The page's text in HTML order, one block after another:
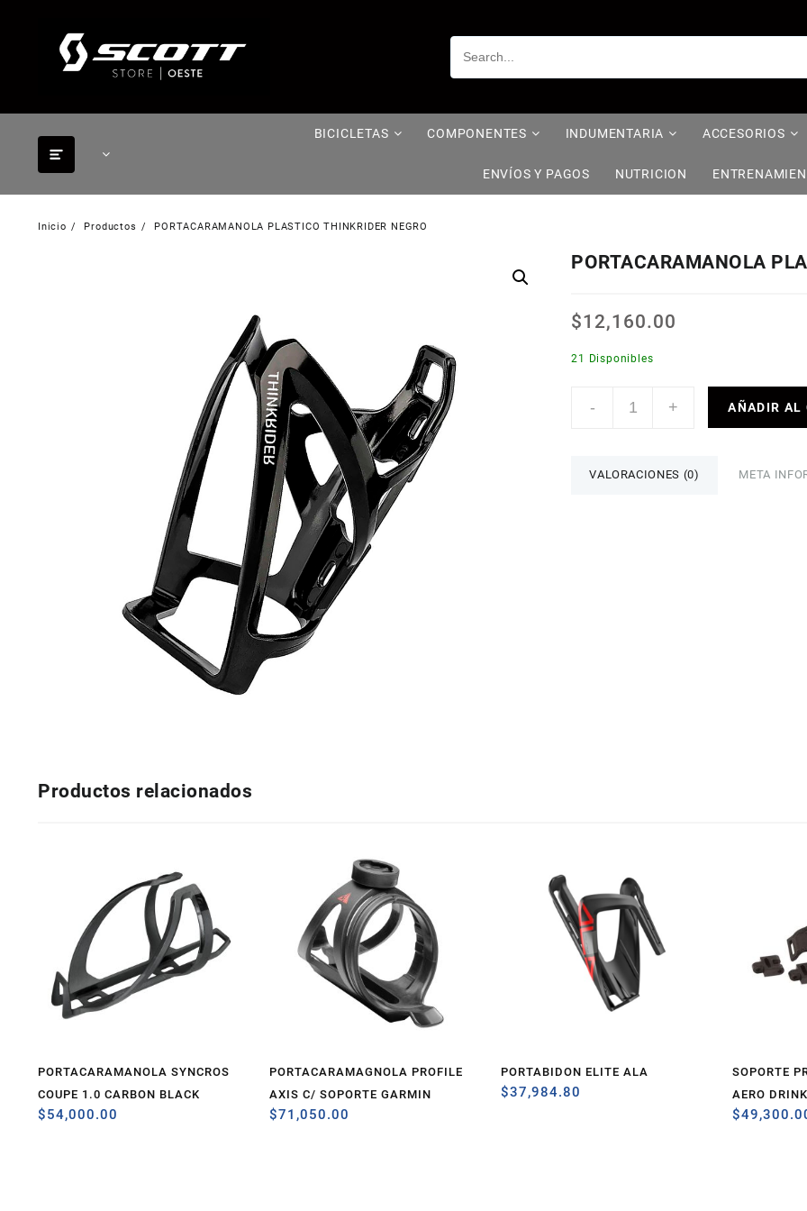
BICICLETAS COMPONENTES INDUMENTARIA ACCESORIOS
ENVÍOS Y PAGOS NUTRICION
Inicio Productos PORTACARAMANOLA PLASTICO THINKRIDER NEGRO
PORTACARAMANOLA
$12,160.00
21 Disponibles
-
PLASTICO
cantidad
+ AÑADIR AL
VALORACIONES (0) META
Productos relacionados
PORTACARAMANOLA SYNCROS
COUPE 1.0 CARBON BLACK
$54,000.00
PORTACARAMAGNOLA PROFILE
AXIS C/ SOPORTE GARMIN
$71,050.00
PORTABIDON ELITE ALA
$37,984.80
SOPORTE
AERO
$